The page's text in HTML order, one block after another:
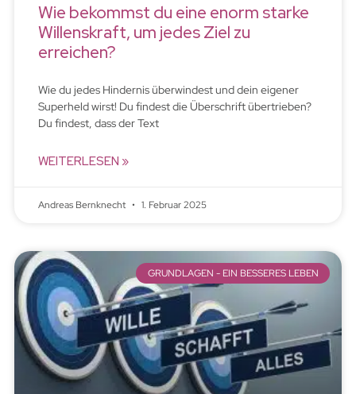
Wie bekommst du eine enorm starke
Willenskraft, um jedes Ziel zu
erreichen?
Wie du jedes Hindernis überwindest und dein eigener
Superheld wirst! Du findest die Überschrift übertrieben?
Du findest, dass der Text
WEITERLESEN »
Andreas Bernknecht 1. Februar 2025
GRUNDLAGEN - EIN BESSERES LEBEN